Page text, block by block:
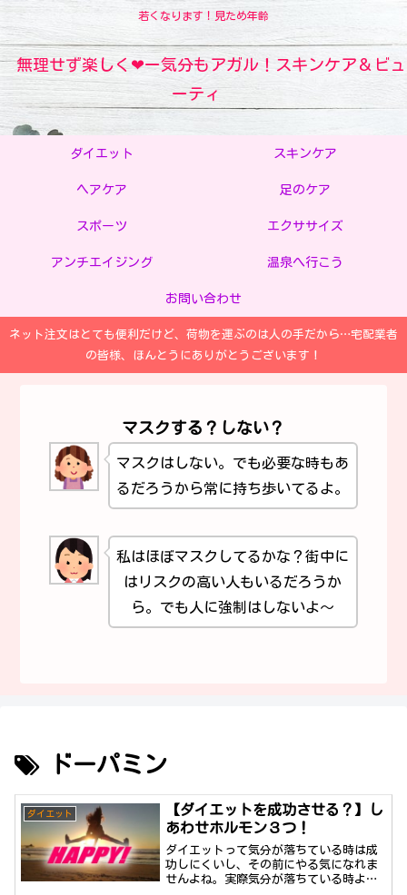
若くなります！見ため年齢
無理せず楽しく❤ー気分もアガル！スキンケア＆ビュ
ーティ
ダイエット スキンケア
ヘアケア 足のケア
スポーツ エクササイズ
アンチエイジング 温泉へ行こう
お問い合わせ
ネット注文はとても便利だけど、荷物を運ぶのは人の手だから…宅配業者
の皆様、ほんとうにありがとうございます！
マスクする？しない？
マスクはしない。でも必要な時もあ
るだろうから常に持ち歩いてるよ。
私はほぼマスクしてるかな？街中に
はリスクの高い人もいるだろうか
ら。でも人に強制はしないよ～
ドーパミン
ダイエット
【ダイエットを成功させる？】し
あわせホルモン３つ！
ダイエットって気分が落ちている時は成
功しにくいし、その前にやる気になれま
せんよね。実際気分が落ちている時よ